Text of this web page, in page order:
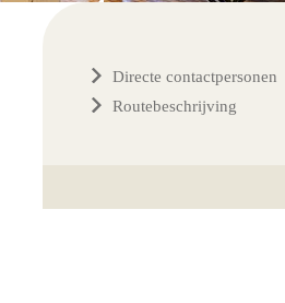
Directe contactpersonen
Routebeschrijving